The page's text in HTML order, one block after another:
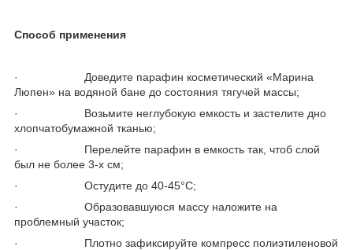
Способ применения
· Доведите парафин косметический «Марина
Люпен» на водяной бане до состояния тягучей массы;
· Возьмите неглубокую емкость и застелите дно
хлопчатобумажной тканью;
· Перелейте парафин в емкость так, чтоб слой
был не более 3-х см;
· Остудите до 40-45°С;
· Образовавшуюся массу наложите на
проблемный участок;
· Плотно зафиксируйте компресс полиэтиленовой